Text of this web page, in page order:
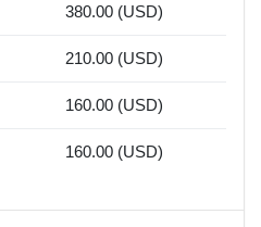
380.00 (USD)
210.00 (USD)
160.00 (USD)
160.00 (USD)